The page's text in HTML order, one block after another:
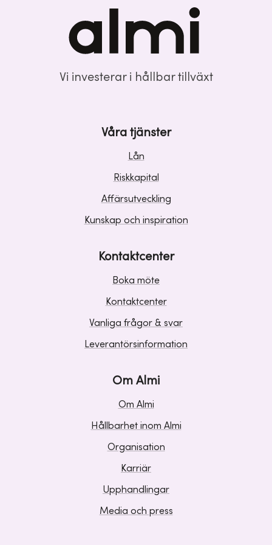
Vi investerar i hållbar tillväxt
Våra tjänster
Lån
Riskkapital
Affärsutveckling
Kunskap och inspiration
Kontaktcenter
Boka möte
Kontaktcenter
Vanliga frågor & svar
Leverantörsinformation
Om Almi
Om Almi
Hållbarhet inom Almi
Organisation
Karriär
Upphandlingar
Media och press